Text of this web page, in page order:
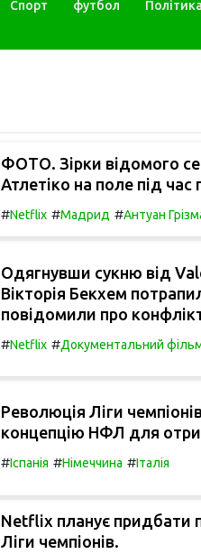
Спорт футбол Політика
ФОТО. Зірки відомого
Атлетіко на поле під час
#Netflix #Мадрид #Антуан
Одягнувши сукню від
Вікторія Бекхем
повідомили про
#Netflix #Документальний
Революція Ліги
концепцію НФЛ для
#Іспанія #Німеччина #Італія
Netflix планує придбати
Ліги чемпіонів.